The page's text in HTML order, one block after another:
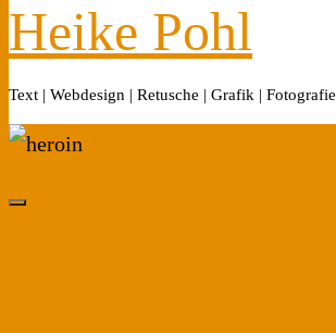
Heike Pohl
Text | Webdesign | Retusche | Grafik | Fotografie